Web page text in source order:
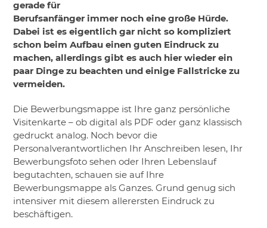
gerade für
Berufsanfänger immer noch eine große Hürde.
Dabei ist es eigentlich gar nicht so kompliziert
schon beim Aufbau einen guten Eindruck zu
machen, allerdings gibt es auch hier wieder ein
paar Dinge zu beachten und einige Fallstricke zu
vermeiden.
Die Bewerbungsmappe ist Ihre ganz persönliche
Visitenkarte – ob digital als PDF oder ganz klassisch
gedruckt analog. Noch bevor die
Personalverantwortlichen Ihr Anschreiben lesen, Ihr
Bewerbungsfoto sehen oder Ihren Lebenslauf
begutachten, schauen sie auf Ihre
Bewerbungsmappe als Ganzes. Grund genug sich
intensiver mit diesem allerersten Eindruck zu
beschäftigen.